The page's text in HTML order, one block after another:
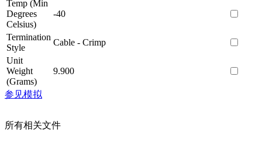
Temp (Min
Degrees
Celsius)
-40
Termination
Style
Cable - Crimp
Unit
Weight
(Grams)
9.900
参见模拟
所有相关文件